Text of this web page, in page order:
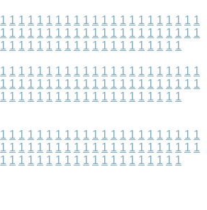
1 1 1 1 1 1 1 1 1 1 1 1 1 1 1 1 1 1 1 1 1 1
1 1 1 1 1 1 1 1 1 1 1 1 1 1 1 1 1 1 1 1 1 1
1 1 1 1 1 1 1 1 1 1 1 1 1 1 1 1 1 1 1 1
1 1 1 1 1 1 1 1 1 1 1 1 1 1 1 1 1 1 1 1 1 1
1 1 1 1 1 1 1 1 1 1 1 1 1 1 1 1 1 1 1 1 1 1
1 1 1 1 1 1 1 1 1 1 1 1 1 1 1 1 1 1 1 1
1 1 1 1 1 1 1 1 1 1 1 1 1 1 1 1 1 1 1 1 1 1
1 1 1 1 1 1 1 1 1 1 1 1 1 1 1 1 1 1 1 1 1 1
1 1 1 1 1 1 1 1 1 1 1 1 1 1 1 1 1 1 1 1